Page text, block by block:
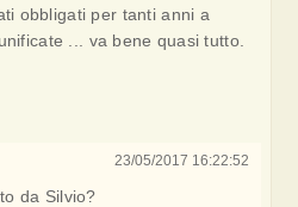
obbligati per tanti anni a
... va bene quasi tutto.
23/05/2017 16:22:52
da Silvio?